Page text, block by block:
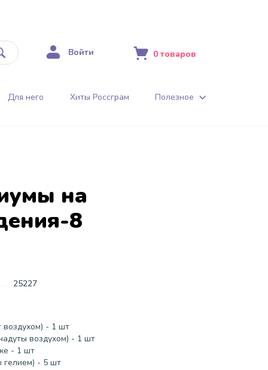
Войти 0 товаров
Для него Хиты Россграм Полезное
на
8
25227
- 1 шт
воздухом) - 1 шт
- 1 шт
- 5 шт